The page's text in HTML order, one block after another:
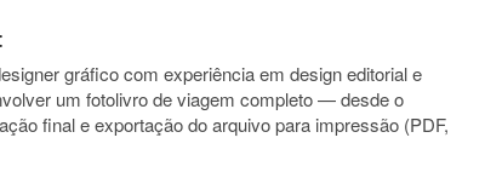
gráfico com experiência em design editorial e
um fotolivro de viagem completo — desde o
final e exportação do arquivo para impressão (PDF,